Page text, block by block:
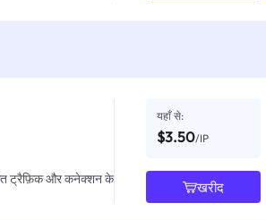
ट्रैफ़िक और कनेक्शन के
यहाँ से:
$3.50/IP
खरीद